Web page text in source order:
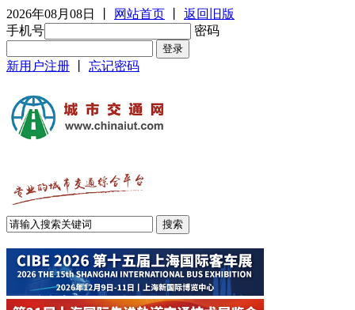
2026年08月08日 网站首页
返回旧版
手机号
密码
新用户注册 忘记密码